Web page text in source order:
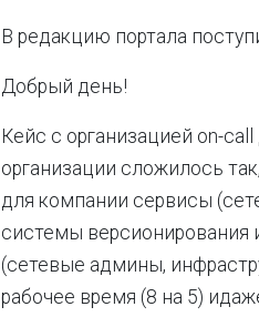
В редакцию портала
Добрый день!
Кейс с организацией on-
организации сложилось
для компании сервисы
системы версионирования
(сетевые админы,
рабочее время (8 на 5)